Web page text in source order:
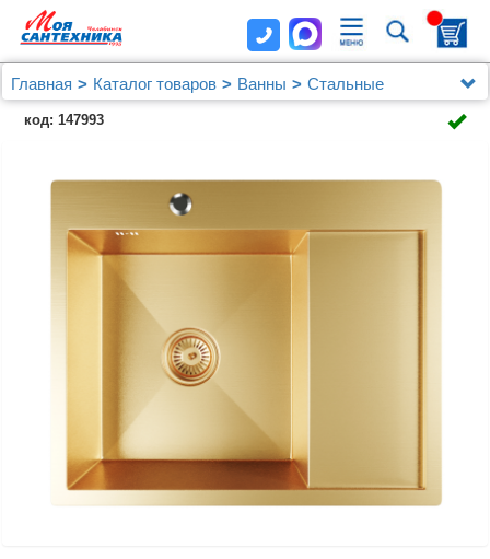
Главная Каталог товаров Ванны
Стальные
Мойка настол.монтаж 60х50 (3,0) лев. вып 3 1/2
MIXLINE PRO 20см с сифоном (золото)
код: 147993